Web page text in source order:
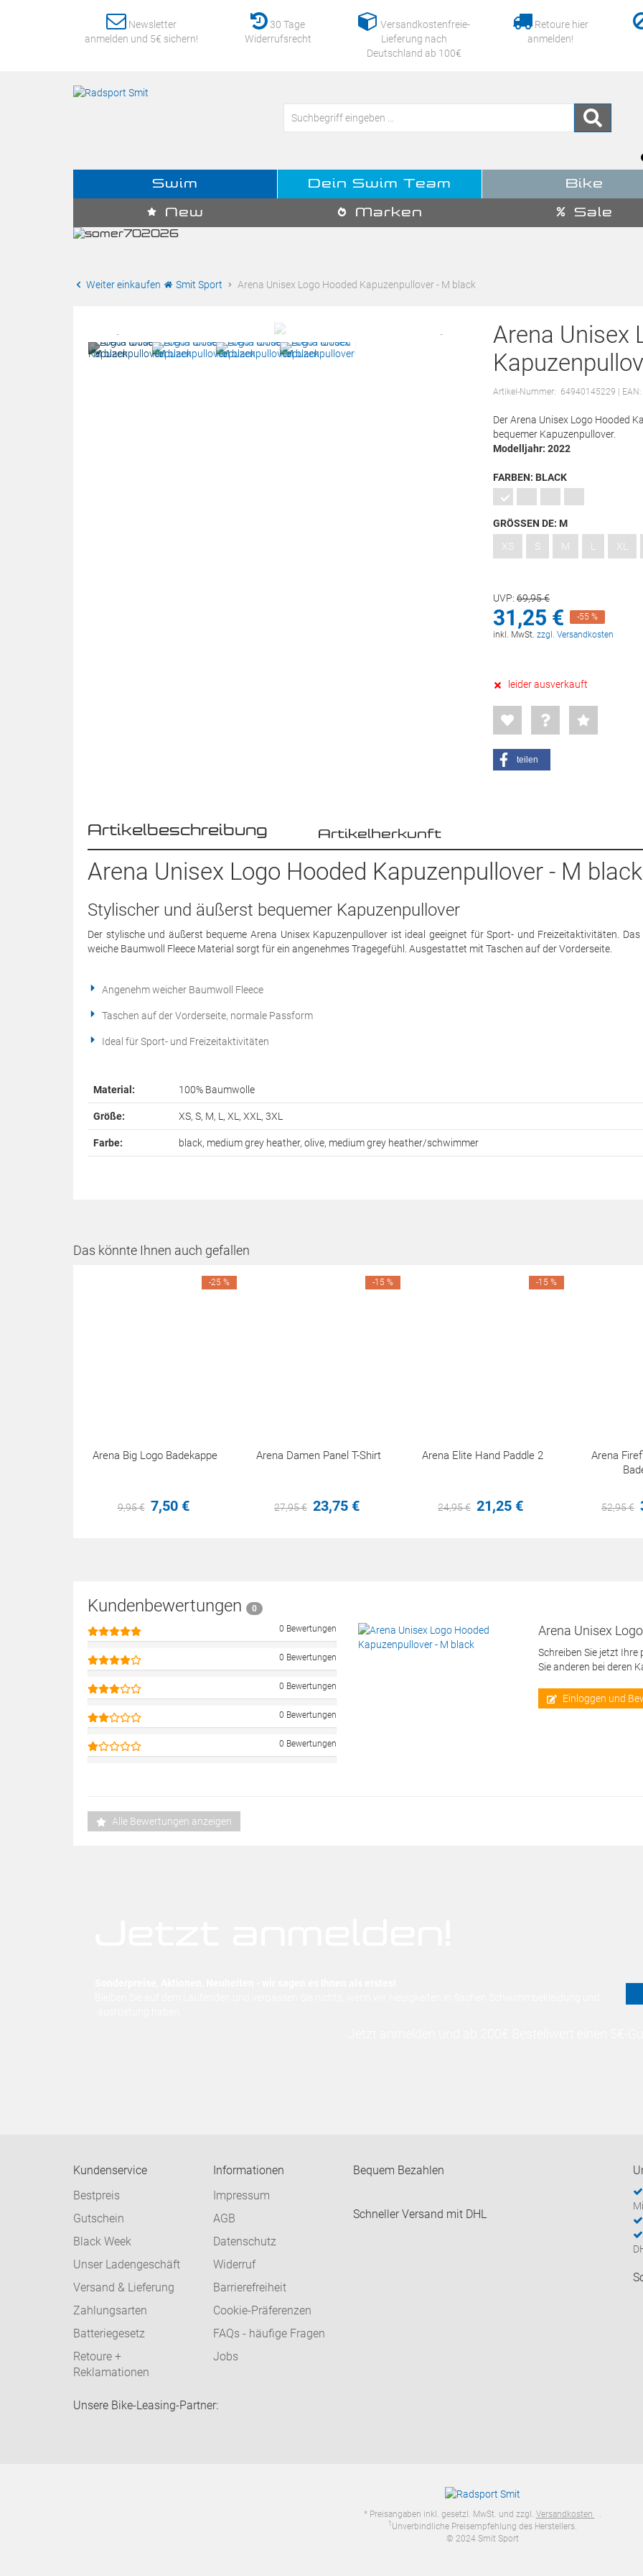
Newsletter
anmelden und 5€ sichern!
30 Tage
Widerrufsrecht
Versandkostenfreie-
Lieferung nach
Deutschland ab 100€
Retoure hier
anmelden!
Swim Dein Swim Team Bike
New Marken Sale
Weiter einkaufen Smit Sport Arena Unisex Logo Hooded Kapuzenpullover - M black
Arena Unisex
Artikel-Nummer: 64940145229 |
Der Arena Unisex Logo Hooded
bequemer Kapuzenpullover.
Modelljahr: 2022
FARBEN: BLACK
GRÖSSEN DE: M
XS
S M XL
UVP: 69,95€
31,25 €
-55 %
inkl. MwSt. zzgl. Versandkosten
leider ausverkauft
teilen
Artikelbeschreibung Artikelherkunft
Arena Unisex Logo Hooded Kapuzenpullover - M black
Stylischer und äußerst bequemer Kapuzenpullover
Der stylische und äußerst bequeme Arena Unisex Kapuzenpullover ist ideal geeignet für Sport- und Freizeitaktivitäten. Das
weiche Baumwoll Fleece Material sorgt für ein angenehmes Tragegefühl. Ausgestattet mit Taschen auf der Vorderseite.
Angenehm weicher Baumwoll Fleece
Taschen auf der Vorderseite, normale Passform
Ideal für Sport- und Freizeitaktivitäten
Material: 100% Baumwolle
Größe: XS, S, M, L, XL, XXL, 3XL
Farbe: black, medium grey heather, olive, medium grey heather/schwimmer
Das könnte Ihnen auch gefallen
Arena Big Logo Badekappe
9,95€ 7,50 €
-25 %
Arena Damen Panel T-Shirt
27,95€ 23,75 €
-15 %
Arena Elite Hand Paddle 2
24,95€ 21,25 €
-15 %
Arena
52,95€
Kundenbewertungen
0
0 Bewertungen
0 Bewertungen
0 Bewertungen
0 Bewertungen
0 Bewertungen
Arena Unisex
Schreiben Sie jetzt
Sie anderen bei deren
Einloggen und
Alle Bewertungen anzeigen
Kundenservice
Bestpreis
Gutschein
Black Week
Unser Ladengeschäft
Versand & Lieferung
Zahlungsarten
Batteriegesetz
Retoure +
Reklamationen
Informationen
Impressum
AGB
Datenschutz
Widerruf
Barrierefreiheit
Cookie-Präferenzen
FAQs - häufige Fragen
Jobs
Bequem Bezahlen
Schneller Versand mit DHL
Unsere Bike-Leasing-Partner:
* Preisangaben inkl. gesetzl. MwSt. und zzgl. Versandkosten
1 Unverbindliche Preisempfehlung des Herstellers.
© 2024 Smit Sport